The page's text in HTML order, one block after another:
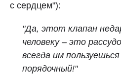
с сердцем"):
"Да, этот клапан
человеку – это
всегда им
порядочный!"